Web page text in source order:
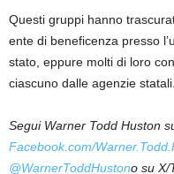
Questi gruppi hanno
ente di beneficenza presso
stato, eppure molti di loro
ciascuno dalle agenzie statali.
Segui Warner Todd Huston
Facebook.com/
@WarnerToddHustono su X/